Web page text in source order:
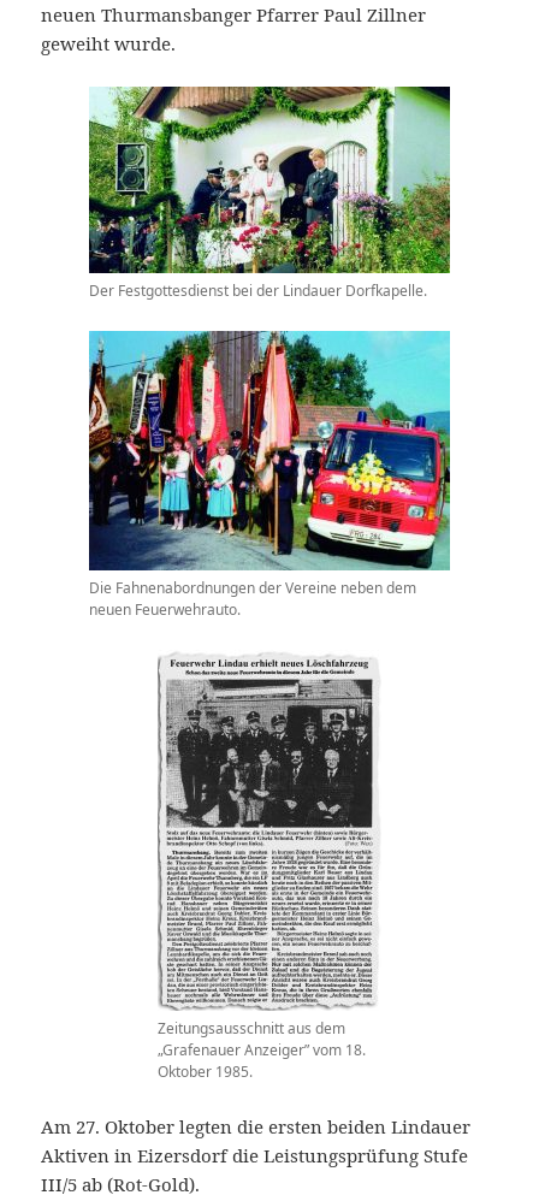
neuen Thurmansbanger Pfarrer Paul Zillner
geweiht wurde.
Der Festgottesdienst bei der Lindauer Dorfkapelle.
Die Fahnenabordnungen der Vereine neben dem
neuen Feuerwehrauto.
Zeitungsausschnitt aus dem
„Grafenauer Anzeiger” vom 18.
Oktober 1985.
Am 27. Oktober legten die ersten beiden Lindauer
Aktiven in Eizersdorf die Leistungsprüfung Stufe
III/5 ab (Rot-Gold).